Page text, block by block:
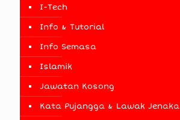
I-Tech
Info & Tutorial
Info Semasa
Islamik
Jawatan Kosong
Kata Pujangga & Lawak Jenaka